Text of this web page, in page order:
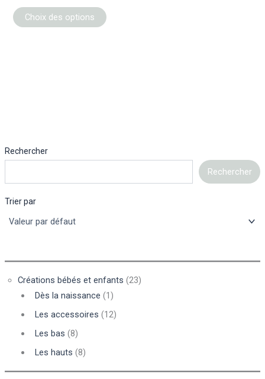
Rechercher
Rechercher
Trier par
Créations bébés et enfants (23)
Dès la naissance (1)
Les accessoires (12)
Les bas (8)
Les hauts (8)
Choix des options
du